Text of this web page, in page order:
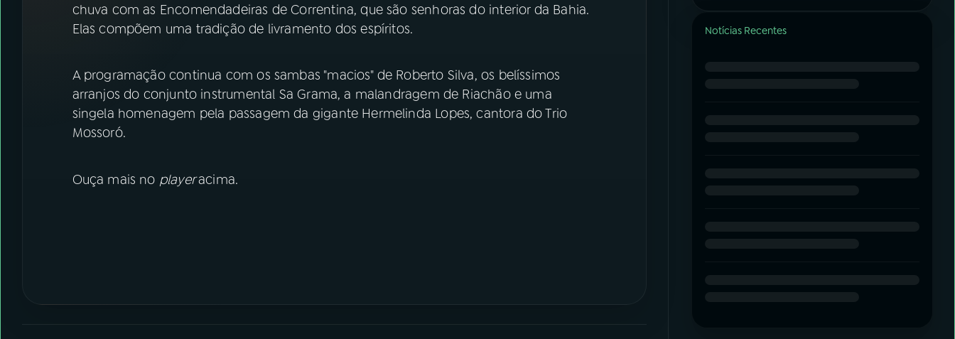
chuva com as Encomendadeiras de Correntina, que são senhoras do interior da Bahia.
Elas compõem uma tradição de livramento dos espíritos.
A programação continua com os sambas "macios" de Roberto Silva, os belíssimos
arranjos do conjunto instrumental Sa Grama, a malandragem de Riachão e uma
singela homenagem pela passagem da gigante Hermelinda Lopes, cantora do Trio
Mossoró.
Ouça mais no playeracima.
Notícias Recentes